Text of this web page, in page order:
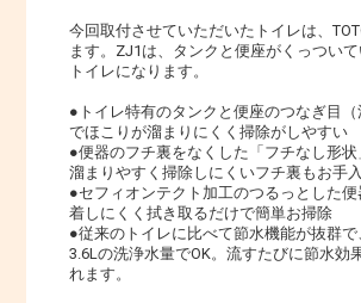
今回取付させていただいたトイレは、
ます。ZJ1は、タンクと便座がくっつい
トイレになります。
●トイレ特有のタンクと便座のつなぎ目
でほこりが溜まりにくく掃除がしやすい
●便器のフチ裏をなくした「フチなし形
溜まりやすく掃除しにくいフチ裏もお手
●セフィオンテクト加工のつるっとした
着しにくく拭き取るだけで簡単お掃除
●従来のトイレに比べて節水機能が抜群で
3.6Lの洗浄水量でOK。流すたびに節水効
れます。